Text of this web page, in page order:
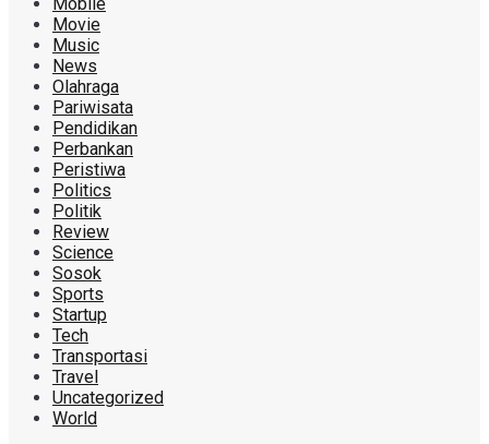
Movie
Music
News
Olahraga
Pariwisata
Pendidikan
Perbankan
Peristiwa
Politics
Politik
Review
Science
Sosok
Sports
Startup
Tech
Transportasi
Travel
Uncategorized
World